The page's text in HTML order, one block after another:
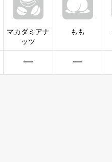
マカダミアナ
ッツ
━
もも
━